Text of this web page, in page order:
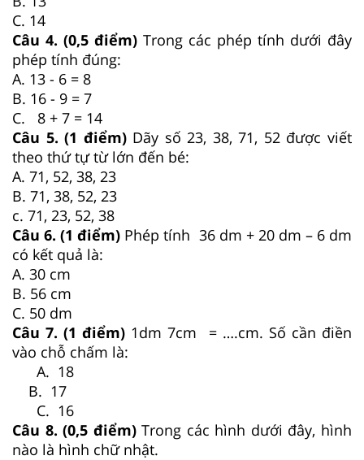
C. 14
Câu 4. (0,5 điểm) Trong các phép tính dưới đây
phép tính đúng:
A. 13 - 6 = 8
B. 16 - 9 = 7
C. 8 + 7 = 14
Câu 5. (1 điểm)Dãy số 23, 38, 71, 52 được viết
theo thứ tự từ lớn đến bé:
A. 71, 52, 38, 23
B. 71, 38, 52, 23
c. 71, 23, 52, 38
Câu 6. (1 điểm) Phép tính 36 dm + 20 dm – 6 dm
có kết quả là:
A. 30 cm
B. 56 cm
C. 50 dm
Câu 7. (1 điểm) 1dm 7cm = ….cm. Số cần điền
vào chỗ chấm là:
A. 18
B. 17
C. 16
Câu 8. (0,5 điểm)Trong các hình dưới đây, hình
nào là hình chữ nhật.